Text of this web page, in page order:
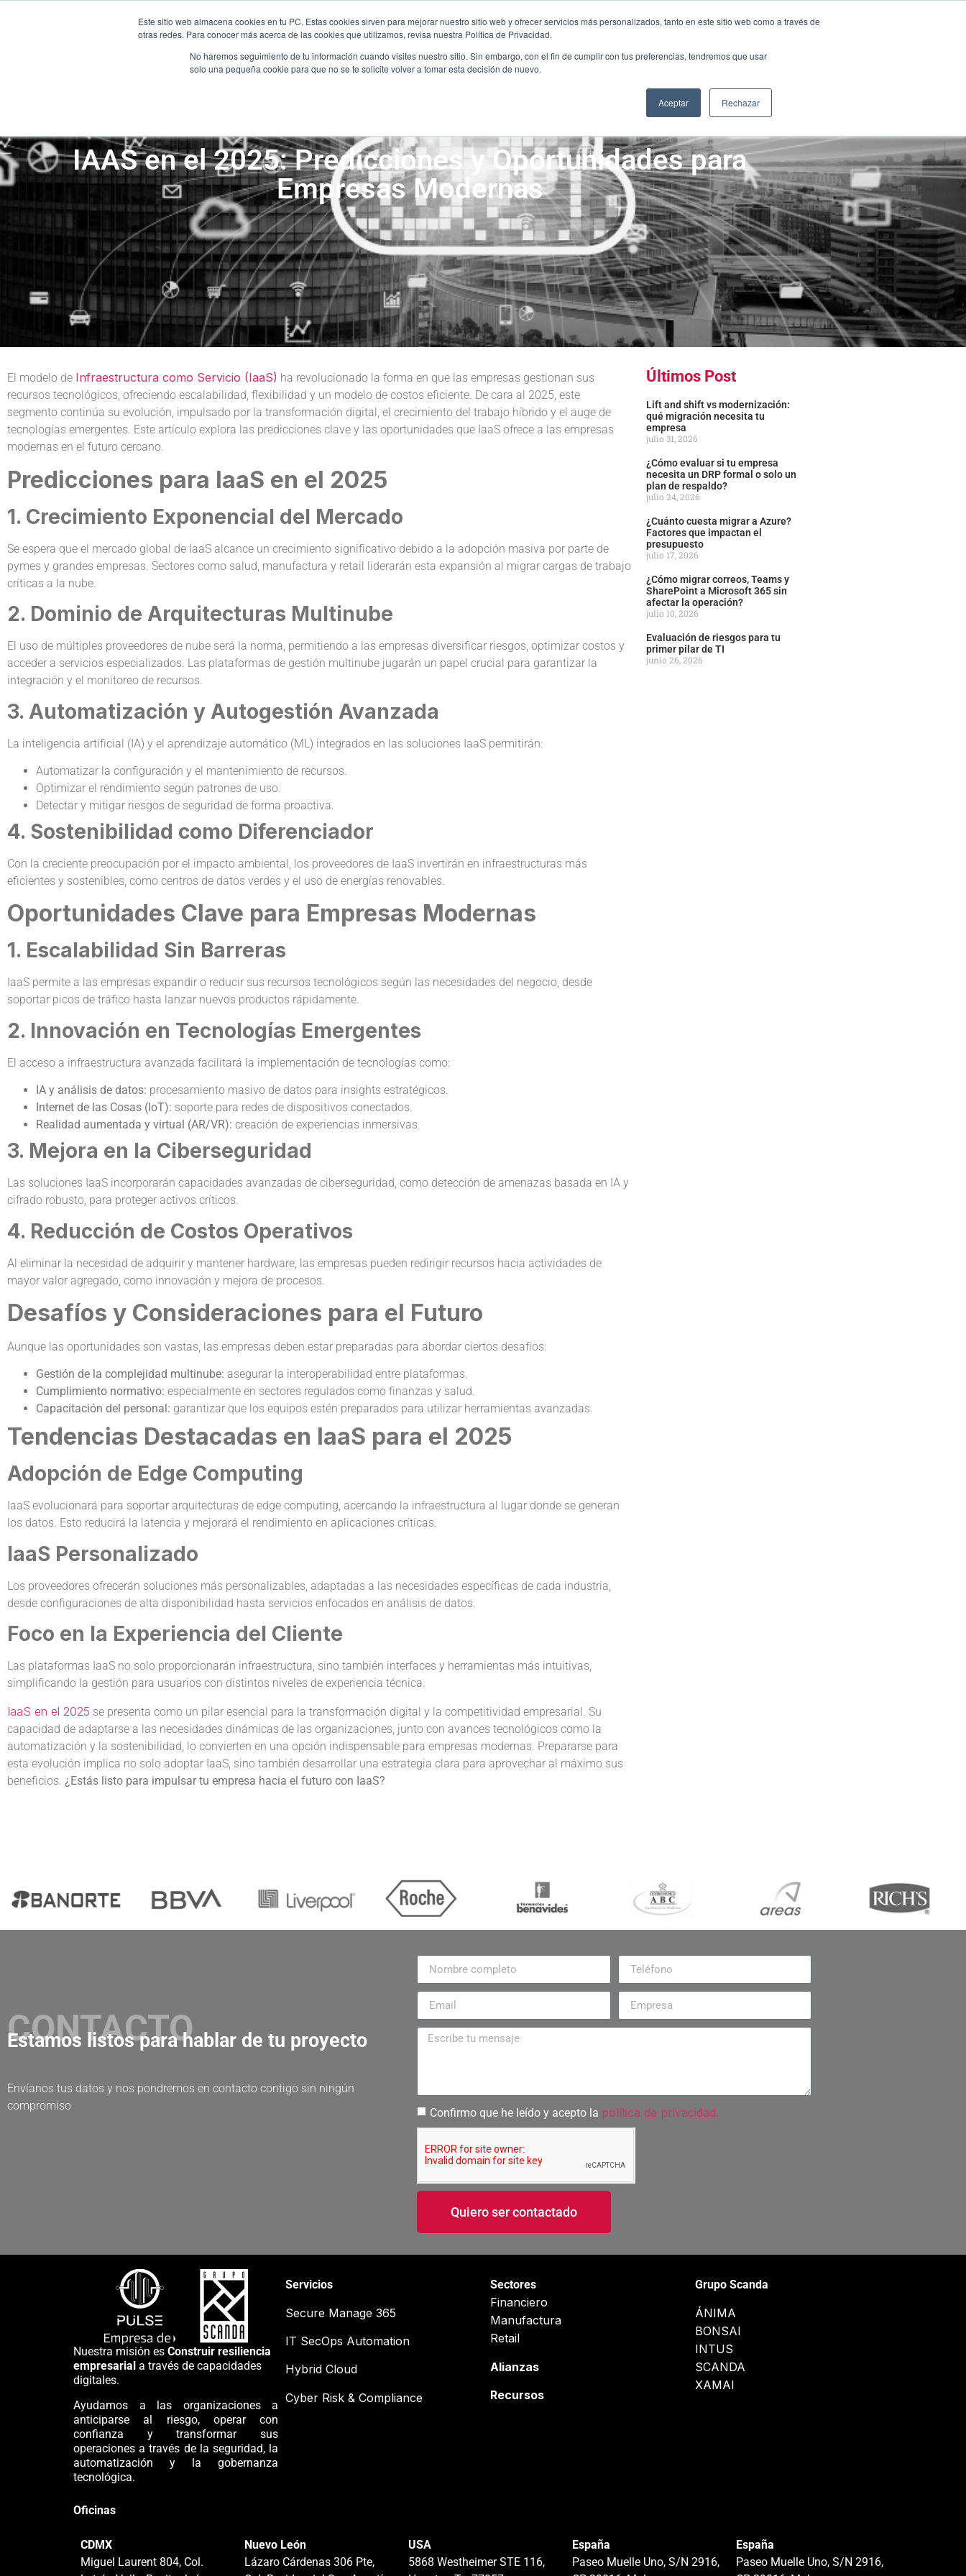
Este sitio web almacena cookies en tu PC. Estas cookies sirven para mejorar nuestro sitio web y ofrecer servicios más personalizados, tanto en este sitio web como a través de
otras redes. Para conocer más acerca de las cookies que utilizamos, revisa nuestra Política de Privacidad.
No haremos seguimiento de tu información cuando visites nuestro sitio. Sin embargo, con el fin de cumplir con tus preferencias, tendremos que usar
solo una pequeña cookie para que no se te solicite volver a tomar esta decisión de nuevo.
Aceptar Rechazar
ÚNETE AL EQUIPO CONTACTO
INICIO SERVICIOS SECTORES ALIANZAS RECURSOS
ÚNETE AL EQUIPO CONTACTO
INICIO SERVICIOS SECTORES
IAAS en el 2025: Predicciones y Oportunidades para
Empresas Modernas
El modelo de Infraestructura como Servicio (IaaS) ha revolucionado la forma en que las empresas gestionan sus
recursos tecnológicos, ofreciendo escalabilidad, flexibilidad y un modelo de costos eficiente. De cara al 2025, este
segmento continúa su evolución, impulsado por la transformación digital, el crecimiento del trabajo híbrido y el auge de
tecnologías emergentes. Este artículo explora las predicciones clave y las oportunidades que IaaS ofrece a las empresas
modernas en el futuro cercano.
Predicciones para IaaS en el 2025
1. Crecimiento Exponencial del Mercado
Se espera que el mercado global de IaaS alcance un crecimiento significativo debido a la adopción masiva por parte de
pymes y grandes empresas. Sectores como salud, manufactura y retail liderarán esta expansión al migrar cargas de trabajo
críticas a la nube.
2. Dominio de Arquitecturas Multinube
El uso de múltiples proveedores de nube será la norma, permitiendo a las empresas diversificar riesgos, optimizar costos y
acceder a servicios especializados. Las plataformas de gestión multinube jugarán un papel crucial para garantizar la
integración y el monitoreo de recursos.
3. Automatización y Autogestión Avanzada
La inteligencia artificial (IA) y el aprendizaje automático (ML) integrados en las soluciones IaaS permitirán:
Automatizar la configuración y el mantenimiento de recursos.
Optimizar el rendimiento según patrones de uso.
Detectar y mitigar riesgos de seguridad de forma proactiva.
4. Sostenibilidad como Diferenciador
Con la creciente preocupación por el impacto ambiental, los proveedores de IaaS invertirán en infraestructuras más
eficientes y sostenibles, como centros de datos verdes y el uso de energías renovables.
Oportunidades Clave para Empresas Modernas
1. Escalabilidad Sin Barreras
IaaS permite a las empresas expandir o reducir sus recursos tecnológicos según las necesidades del negocio, desde
soportar picos de tráfico hasta lanzar nuevos productos rápidamente.
2. Innovación en Tecnologías Emergentes
El acceso a infraestructura avanzada facilitará la implementación de tecnologías como:
IA y análisis de datos: procesamiento masivo de datos para insights estratégicos.
Internet de las Cosas (IoT): soporte para redes de dispositivos conectados.
Realidad aumentada y virtual (AR/VR): creación de experiencias inmersivas.
3. Mejora en la Ciberseguridad
Las soluciones IaaS incorporarán capacidades avanzadas de ciberseguridad, como detección de amenazas basada en IA y
cifrado robusto, para proteger activos críticos.
4. Reducción de Costos Operativos
Al eliminar la necesidad de adquirir y mantener hardware, las empresas pueden redirigir recursos hacia actividades de
mayor valor agregado, como innovación y mejora de procesos.
Desafíos y Consideraciones para el Futuro
Aunque las oportunidades son vastas, las empresas deben estar preparadas para abordar ciertos desafíos:
Gestión de la complejidad multinube: asegurar la interoperabilidad entre plataformas.
Cumplimiento normativo: especialmente en sectores regulados como finanzas y salud.
Capacitación del personal: garantizar que los equipos estén preparados para utilizar herramientas avanzadas.
Tendencias Destacadas en IaaS para el 2025
Adopción de Edge Computing
IaaS evolucionará para soportar arquitecturas de edge computing, acercando la infraestructura al lugar donde se generan
los datos. Esto reducirá la latencia y mejorará el rendimiento en aplicaciones críticas.
IaaS Personalizado
Los proveedores ofrecerán soluciones más personalizables, adaptadas a las necesidades específicas de cada industria,
desde configuraciones de alta disponibilidad hasta servicios enfocados en análisis de datos.
Foco en la Experiencia del Cliente
Las plataformas IaaS no solo proporcionarán infraestructura, sino también interfaces y herramientas más intuitivas,
simplificando la gestión para usuarios con distintos niveles de experiencia técnica.
IaaS en el 2025 se presenta como un pilar esencial para la transformación digital y la competitividad empresarial. Su
capacidad de adaptarse a las necesidades dinámicas de las organizaciones, junto con avances tecnológicos como la
automatización y la sostenibilidad, lo convierten en una opción indispensable para empresas modernas. Prepararse para
esta evolución implica no solo adoptar IaaS, sino también desarrollar una estrategia clara para aprovechar al máximo sus
beneficios. ¿Estás listo para impulsar tu empresa hacia el futuro con IaaS?
Últimos Post
Lift and shift vs modernización:
qué migración necesita tu
empresa
julio 31, 2026
¿Cómo evaluar si tu empresa
necesita un DRP formal o solo un
plan de respaldo?
julio 24, 2026
¿Cuánto cuesta migrar a Azure?
Factores que impactan el
presupuesto
julio 17, 2026
¿Cómo migrar correos, Teams y
SharePoint a Microsoft 365 sin
afectar la operación?
julio 10, 2026
Evaluación de riesgos para tu
primer pilar de TI
junio 26, 2026
Estamos listos para hablar de tu proyecto
CONTACTO
Envíanos tus datos y nos pondremos en contacto contigo sin ningún
compromiso
Confirmo que he leído y acepto la política de privacidad.
Quiero ser contactado
Nuestra misión es Construir resiliencia
empresarial a través de capacidades
digitales.
Ayudamos a las organizaciones a
anticiparse al riesgo, operar con
confianza y transformar sus
operaciones a través de la seguridad, la
automatización y la gobernanza
tecnológica.
Servicios
Secure Manage 365
IT SecOps Automation
Hybrid Cloud
Cyber Risk & Compliance
Sectores
Financiero
Manufactura
Retail
Alianzas
Recursos
Grupo Scanda
ÁNIMA
BONSAI
INTUS
SCANDA
XAMAI
Oficinas
CDMX
Miguel Laurent 804, Col.
Nuevo León
Lázaro Cárdenas 306 Pte,
USA
5868 Westheimer STE 116,
España
Paseo Muelle Uno, S/N 2916,
España
Paseo Muelle Uno, S/N 2916,